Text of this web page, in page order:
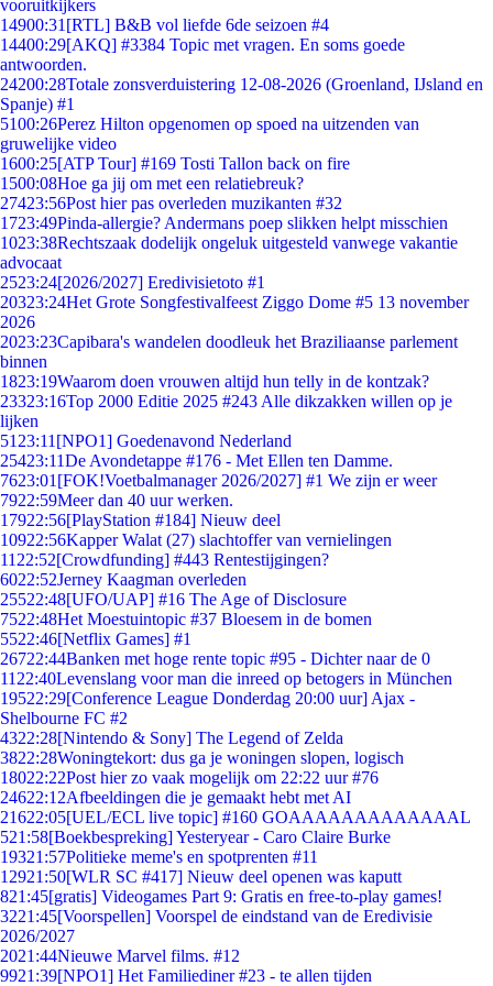
vooruitkijkers
14900:31 [RTL] B&B vol liefde 6de seizoen #4
14400:29[AKQ] #3384 Topic met vragen. En soms goede
antwoorden.
24200:28Totale zonsverduistering 12-08-2026 (Groenland, IJsland en
Spanje) #1
5100:26Perez Hilton opgenomen op spoed na uitzenden van
gruwelijke video
1600:25[ATP Tour] #169 Tosti Tallon back on fire
1500:08Hoe ga jij om met een relatiebreuk?
27423:56Post hier pas overleden muzikanten #32
1723:49Pinda-allergie? Andermans poep slikken helpt misschien
1023:38Rechtszaak dodelijk ongeluk uitgesteld vanwege vakantie
advocaat
2523:24[2026/2027] Eredivisietoto #1
20323:24Het Grote Songfestivalfeest Ziggo Dome #5 13 november
2026
2023:23Capibara's wandelen doodleuk het Braziliaanse parlement
binnen
1823:19Waarom doen vrouwen altijd hun telly in de kontzak?
23323:16Top 2000 Editie 2025 #243 Alle dikzakken willen op je
lijken
51 23:11 [NPO1] Goedenavond Nederland
25423:11De Avondetappe #176 - Met Ellen ten Damme.
7623:01 [FOK!Voetbalmanager 2026/2027] #1 We zijn er weer
7922:59Meer dan 40 uur werken.
17922:56[PlayStation #184] Nieuw deel
10922:56Kapper Walat (27) slachtoffer van vernielingen
11 22:52[Crowdfunding] #443 Rentestijgingen?
6022:52Jerney Kaagman overleden
25522:48[UFO/UAP] #16 The Age of Disclosure
7522:48Het Moestuintopic #37 Bloesem in de bomen
5522:46[Netflix Games] #1
26722:44Banken met hoge rente topic #95 - Dichter naar de 0
11 22:40Levenslang voor man die inreed op betogers in München
19522:29[Conference League Donderdag 20:00 uur] Ajax -
Shelbourne FC #2
4322:28[Nintendo & Sony] The Legend of Zelda
3822:28Woningtekort: dus ga je woningen slopen, logisch
18022:22Post hier zo vaak mogelijk om 22:22 uur #76
24622:12Afbeeldingen die je gemaakt hebt met AI
21622:05[UEL/ECL live topic] #160 GOAAAAAAAAAAAAAL
521:58[Boekbespreking] Yesteryear - Caro Claire Burke
19321:57Politieke meme's en spotprenten #11
12921:50[WLR SC #417] Nieuw deel openen was kaputt
821:45[gratis] Videogames Part 9: Gratis en free-to-play games!
3221:45[Voorspellen] Voorspel de eindstand van de Eredivisie
2026/2027
2021:44Nieuwe Marvel films. #12
9921:39[NPO1] Het Familiediner #23 - te allen tijden